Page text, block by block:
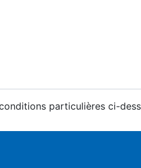
particulières ci-